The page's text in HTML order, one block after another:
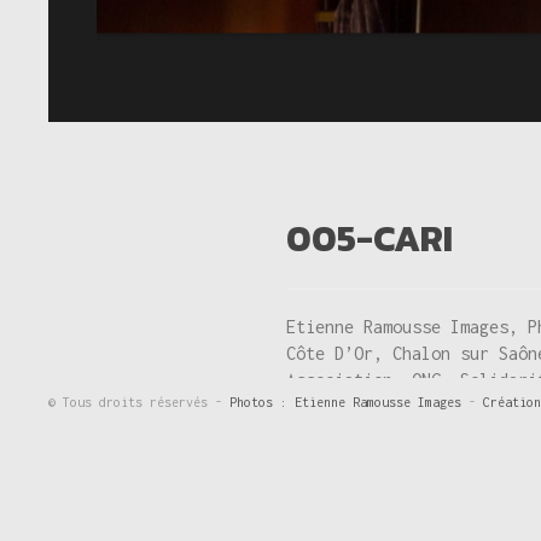
© Tous droits réservés - Photos : Etienne Ramousse Images -
005-CARI
Etienne Ramousse
Côte D’Or, Chalon sur
Association, ONG,
International,